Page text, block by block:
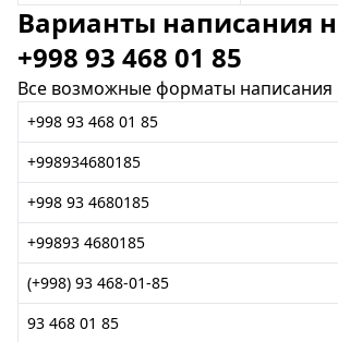
Варианты написания
+998 93 468 01 85
Все возможные форматы написания
+998 93 468 01 85
+998934680185
+998 93 4680185
+99893 4680185
(+998) 93 468-01-85
93 468 01 85